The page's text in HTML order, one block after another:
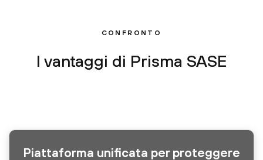
CONFRONTO
I vantaggi di Prisma SASE
Piattaforma unificata per proteggere